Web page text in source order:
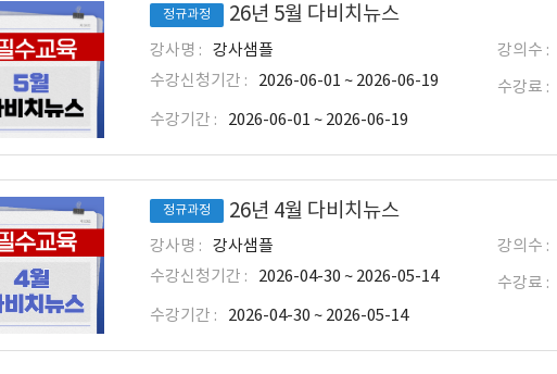
정규과정 26년 5월 다비치뉴스
강사명 : 강사샘플 강의수 :
수강신청기간 :
2026-06-01 ~ 2026-06-19 수강료 :
수강기간 : 2026-06-01 ~ 2026-06-19
정규과정 26년 4월 다비치뉴스
강사명 : 강사샘플 강의수 :
수강신청기간 :
2026-04-30 ~ 2026-05-14 수강료 :
수강기간 : 2026-04-30 ~ 2026-05-14